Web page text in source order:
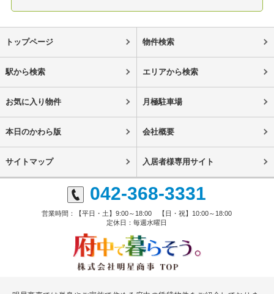
トップページ 物件検索
駅から検索 エリアから検索
お気に入り物件 月極駐車場
本日のかわら版 会社概要
サイトマップ 入居者様専用サイト
042-368-3331
営業時間：【平日・土】9:00～18:00 【日・祝】10:00～18:00
定休日：毎週水曜日